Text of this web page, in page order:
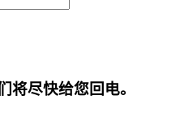
将尽快给您回电。